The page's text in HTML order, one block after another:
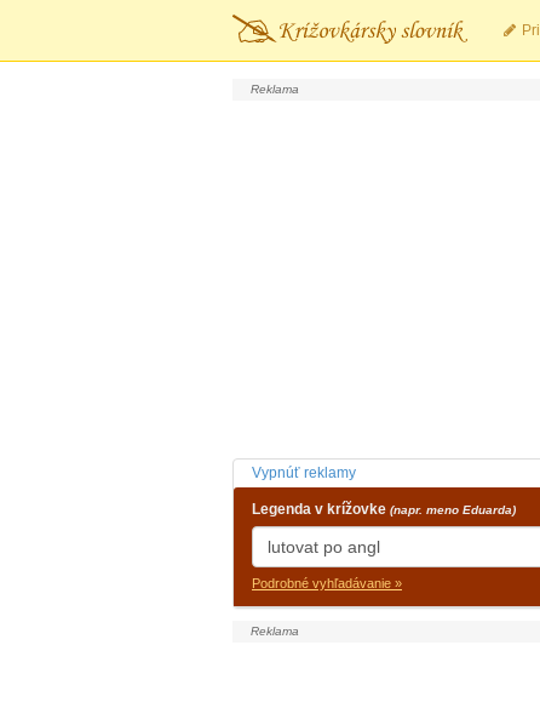
Vypnúť reklamy
Legenda v krížovke (napr. meno Eduarda)
Podrobné vyhľadávanie »